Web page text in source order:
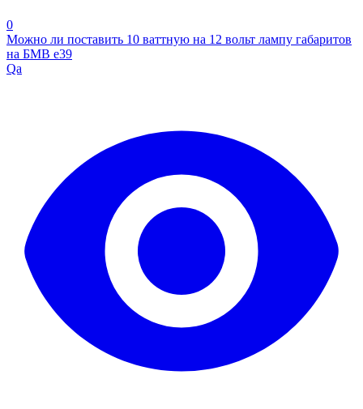
0
Можно ли поставить 10 ваттную на 12 вольт лампу габаритов
на БМВ е39
Qa